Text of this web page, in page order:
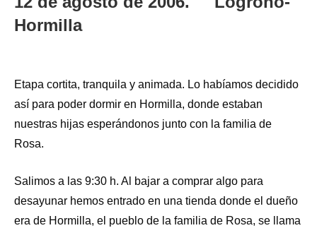
Hormilla
Etapa cortita, tranquila y animada. Lo habíamos decidido
así para poder dormir en Hormilla, donde estaban
nuestras hijas esperándonos junto con la familia de
Rosa.
Salimos a las 9:30 h. Al bajar a comprar algo para
desayunar hemos entrado en una tienda donde el dueño
era de Hormilla, el pueblo de la familia de Rosa, se llama